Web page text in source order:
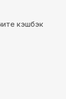
кэшбэк